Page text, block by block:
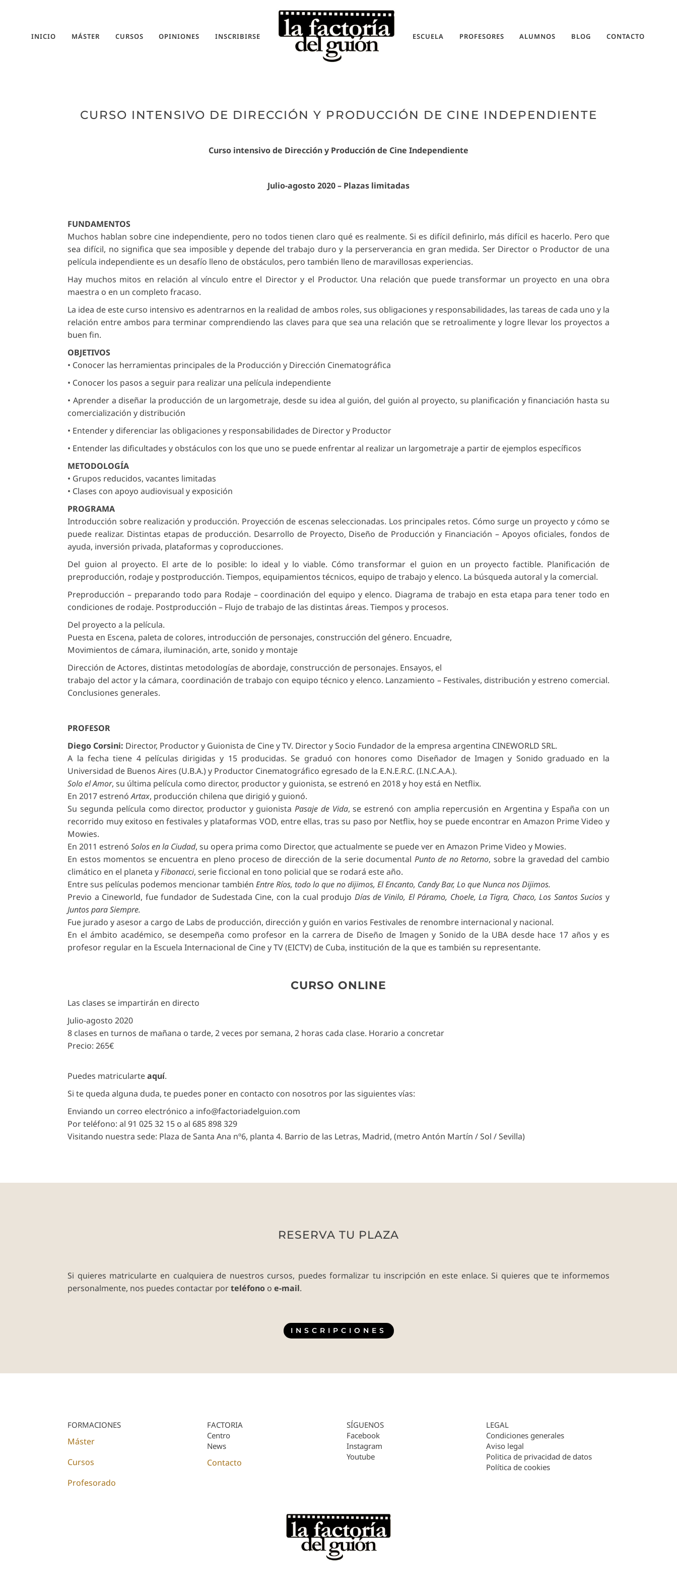
INICIO MÁSTER CURSOS OPINIONES INSCRIBIRSE ESCUELA PROFESORES ALUMNOS BLOG CONTACTO
CURSO INTENSIVO DE DIRECCIÓN Y PRODUCCIÓN DE CINE INDEPENDIENTE
Curso intensivo de Dirección y Producción de Cine Independiente
Julio-agosto 2020 – Plazas limitadas
FUNDAMENTOS
Muchos hablan sobre cine independiente, pero no todos tienen claro qué es realmente. Si es difícil definirlo, más difícil es hacerlo. Pero que
sea difícil, no significa que sea imposible y depende del trabajo duro y la perserverancia en gran medida. Ser Director o Productor de una
película independiente es un desafío lleno de obstáculos, pero también lleno de maravillosas experiencias.
Hay muchos mitos en relación al vínculo entre el Director y el Productor. Una relación que puede transformar un proyecto en una obra
maestra o en un completo fracaso.
La idea de este curso intensivo es adentrarnos en la realidad de ambos roles, sus obligaciones y responsabilidades, las tareas de cada uno y la
relación entre ambos para terminar comprendiendo las claves para que sea una relación que se retroalimente y logre llevar los proyectos a
buen fin.
OBJETIVOS
• Conocer las herramientas principales de la Producción y Dirección Cinematográfica
• Conocer los pasos a seguir para realizar una película independiente
• Aprender a diseñar la producción de un largometraje, desde su idea al guión, del guión al proyecto, su planificación y financiación hasta su
comercialización y distribución
• Entender y diferenciar las obligaciones y responsabilidades de Director y Productor
• Entender las dificultades y obstáculos con los que uno se puede enfrentar al realizar un largometraje a partir de ejemplos específicos
METODOLOGÍA
• Grupos reducidos, vacantes limitadas
• Clases con apoyo audiovisual y exposición
PROGRAMA
Introducción sobre realización y producción. Proyección de escenas seleccionadas. Los principales retos. Cómo surge un proyecto y cómo se
puede realizar. Distintas etapas de producción. Desarrollo de Proyecto, Diseño de Producción y Financiación – Apoyos oficiales, fondos de
ayuda, inversión privada, plataformas y coproducciones.
Del guion al proyecto. El arte de lo posible: lo ideal y lo viable. Cómo transformar el guion en un proyecto factible. Planificación de
preproducción, rodaje y postproducción. Tiempos, equipamientos técnicos, equipo de trabajo y elenco. La búsqueda autoral y la comercial.
Preproducción – preparando todo para Rodaje – coordinación del equipo y elenco. Diagrama de trabajo en esta etapa para tener todo en
condiciones de rodaje. Postproducción – Flujo de trabajo de las distintas áreas. Tiempos y procesos.
Del proyecto a la película.
Puesta en Escena, paleta de colores, introducción de personajes, construcción del género. Encuadre,
Movimientos de cámara, iluminación, arte, sonido y montaje
Dirección de Actores, distintas metodologías de abordaje, construcción de personajes. Ensayos, el
trabajo del actor y la cámara, coordinación de trabajo con equipo técnico y elenco. Lanzamiento – Festivales, distribución y estreno comercial.
Conclusiones generales.
PROFESOR
Diego Corsini: Director, Productor y Guionista de Cine y TV. Director y Socio Fundador de la empresa argentina CINEWORLD SRL.
A la fecha tiene 4 películas dirigidas y 15 producidas. Se graduó con honores como Diseñador de Imagen y Sonido graduado en la
Universidad de Buenos Aires (U.B.A.) y Productor Cinematográfico egresado de la E.N.E.R.C. (I.N.C.A.A.).
Solo el Amor, su última película como director, productor y guionista, se estrenó en 2018 y hoy está en Netflix.
En 2017 estrenóArtax, producción chilena que dirigió y guionó.
Su segunda película como director, productor y guionistaPasaje de Vida, se estrenó con amplia repercusión en Argentina y España con un
recorrido muy exitoso en festivales y plataformas VOD, entre ellas, tras su paso por Netflix, hoy se puede encontrar en Amazon Prime Video y
Mowies.
En 2011 estrenóSolos en la Ciudad, su opera prima como Director, que actualmente se puede ver en Amazon Prime Video y Mowies.
En estos momentos se encuentra en pleno proceso de dirección de la serie documental Punto de no Retorno, sobre la gravedad del cambio
climático en el planeta yFibonacci, serie ficcional en tono policial que se rodará este año.
Entre sus películas podemos mencionar tambiénEntre Ríos, todo lo que no dijimos, El Encanto, Candy Bar, Lo que Nunca nos Dijimos.
Previo a Cineworld, fue fundador de Sudestada Cine, con la cual produjo Días de Vinilo, El Páramo, Choele, La Tigra, Chaco, Los Santos Sucios y
Juntos para Siempre.
Fue jurado y asesor a cargo de Labs de producción, dirección y guión en varios Festivales de renombre internacional y nacional.
En el ámbito académico, se desempeña como profesor en la carrera de Diseño de Imagen y Sonido de la UBA desde hace 17 años y es
profesor regular en la Escuela Internacional de Cine y TV (EICTV) de Cuba, institución de la que es también su representante.
CURSO ONLINE
Las clases se impartirán en directo
Julio-agosto 2020
8 clases en turnos de mañana o tarde, 2 veces por semana, 2 horas cada clase. Horario a concretar
Precio: 265€
Puedes matricularteaquí.
Si te queda alguna duda, te puedes poner en contacto con nosotros por las siguientes vías:
Enviando un correo electrónico a info@factoriadelguion.com
Por teléfono: al 91 025 32 15 o al 685 898 329
Visitando nuestra sede: Plaza de Santa Ana nº6, planta 4. Barrio de las Letras, Madrid, (metro Antón Martín / Sol / Sevilla)
RESERVA TU PLAZA
Si quieres matricularte en cualquiera de nuestros cursos, puedes formalizar tu inscripción en este enlace. Si quieres que te informemos
personalmente, nos puedes contactar porteléfono oe-mail.
INSCRIPCIONES
FORMACIONES
Máster
Cursos
Profesorado
FACTORIA
Centro
News
Contacto
SÍGUENOS
Facebook
Instagram
Youtube
LEGAL
Condiciones generales
Aviso legal
Politica de privacidad de datos
Política de cookies